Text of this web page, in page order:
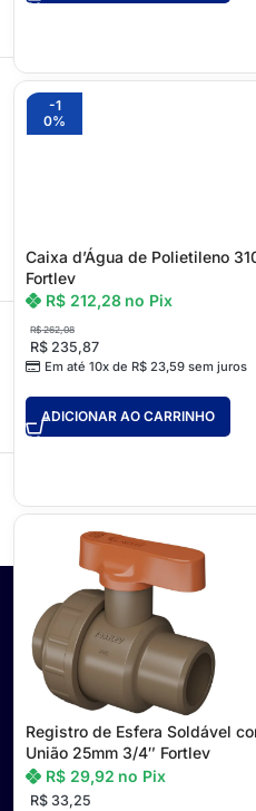
-1
0%
Caixa d’Água de Polietileno
Fortlev
R$262,08
R$ 235,87
Em até 10x de R$23,59sem juros
R$212,28 no Pix
ADICIONAR AO CARRINHO
Registro de Esfera Soldável
União 25mm 3/4″ Fortlev
R$ 33,25
R$29,92 no Pix